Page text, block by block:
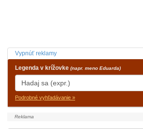
Vypnúť reklamy
Legenda v krížovke (napr. meno Eduarda)
Podrobné vyhľadávanie »